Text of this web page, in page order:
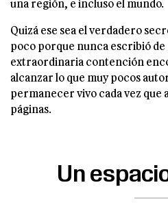
una región, e incluso el mundo.
Quizá ese sea el verdadero
poco porque nunca escribió de
extraordinaria contención
alcanzar lo que muy pocos
permanecer vivo cada vez que
páginas.
Un